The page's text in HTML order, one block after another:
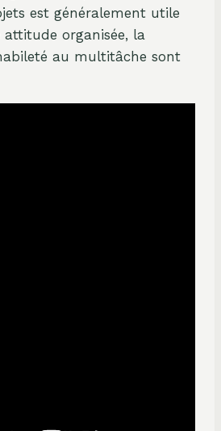
est généralement utile
organisée, la
au multitâche sont